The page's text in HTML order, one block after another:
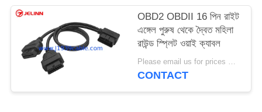
OBD2 OBDII 16 পিন রাইট
এঙ্গেল পুরুষ থেকে দ্বৈত মহিলা
রাউন্ড স্প্লিট ওয়াই ক্যাবল
Please email us for prices MOQ:100 PCS
CONTACT